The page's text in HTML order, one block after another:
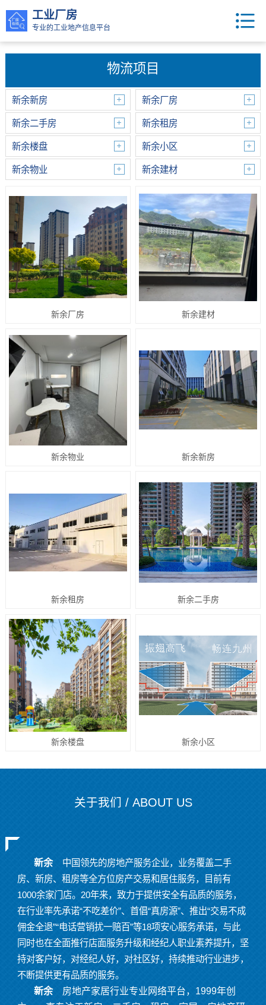
工业厂房
专业的工业地产信息平台
物流项目
新余新房 新余厂房
新余二手房 新余租房
新余楼盘 新余小区
新余物业 新余建材
新余厂房 新余建材
新余物业 新余新房
新余租房 新余二手房
新余楼盘 新余小区
关于我们 / ABOUT US
新余中国领先的房地产服务企业，业务覆盖二手
房、新房、租房等全方位房产交易和居住服务，目前有
1000余家门店。20年来，致力于提供安全有品质的服务，
在行业率先承诺“不吃差价”、首倡“真房源”、推出“交易不成
佣金全退”“电话营销扰一赔百”等18项安心服务承诺，与此
同时也在全面推行店面服务升级和经纪人职业素养提升，坚
持对客户好，对经纪人好，对社区好，持续推动行业进步，
不断提供更有品质的服务。
新余房地产家居行业专业网络平台，1999年创